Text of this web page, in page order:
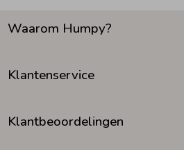
Waarom Humpy?
Klantenservice
Klantbeoordelingen